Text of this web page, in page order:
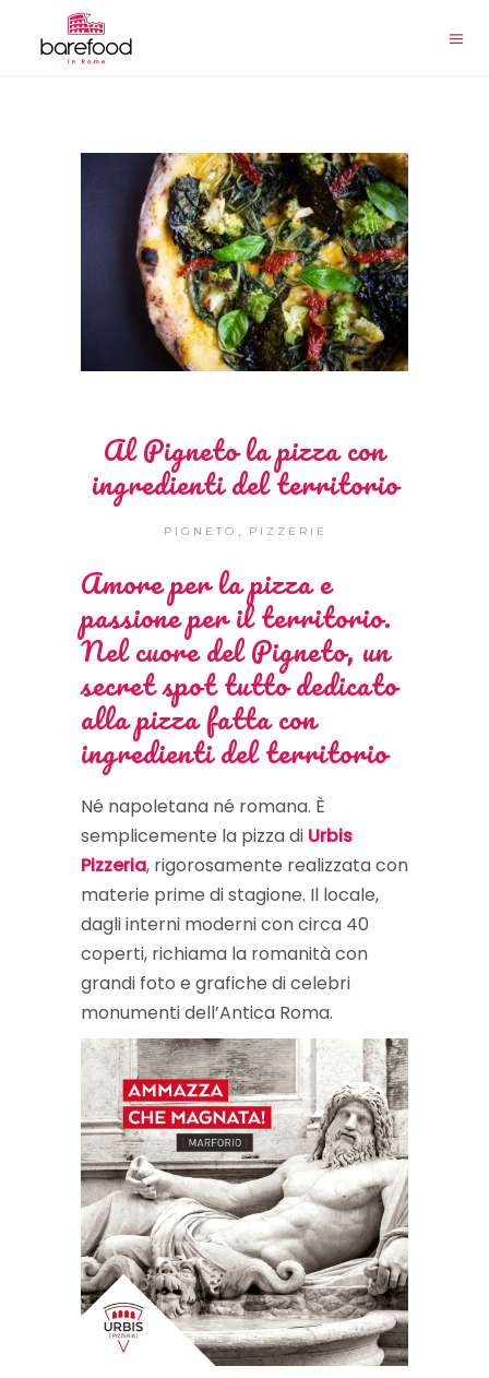
Al Pigneto la pizza con
ingredienti del territorio
PIGNETO PIZZERIE
Amore per la pizza e
passione per il territorio.
Nel cuore del Pigneto, un
secret spot tutto dedicato
alla pizza fatta con
ingredienti del territorio
Né napoletana né romana. È
semplicemente la pizza di Urbis
Pizzeria, rigorosamente realizzata con
materie prime di stagione. Il locale,
dagli interni moderni con circa 40
coperti, richiama la romanità con
grandi foto e grafiche di celebri
monumenti dell’Antica Roma.